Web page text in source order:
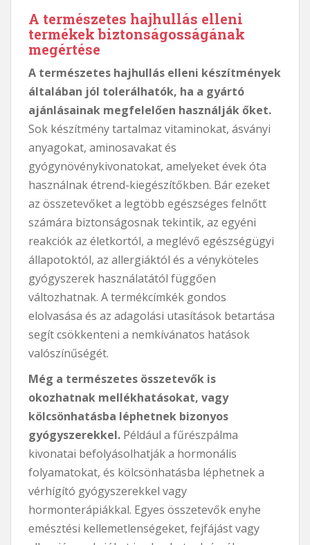
A természetes hajhullás elleni
termékek biztonságosságának
megértése
A természetes hajhullás elleni készítmények
általában jól tolerálhatók, ha a gyártó
ajánlásainak megfelelően használják őket.
Sok készítmény tartalmaz vitaminokat, ásványi
anyagokat, aminosavakat és
gyógynövénykivonatokat, amelyeket évek óta
használnak étrend-kiegészítőkben. Bár ezeket
az összetevőket a legtöbb egészséges felnőtt
számára biztonságosnak tekintik, az egyéni
reakciók az életkortól, a meglévő egészségügyi
állapotoktól, az allergiáktól és a vényköteles
gyógyszerek használatától függően
változhatnak. A termékcímkék gondos
elolvasása és az adagolási utasítások betartása
segít csökkenteni a nemkívánatos hatások
valószínűségét.
Még a természetes összetevők is
okozhatnak mellékhatásokat, vagy
kölcsönhatásba léphetnek bizonyos
gyógyszerekkel. Például a fűrészpálma
kivonatai befolyásolhatják a hormonális
folyamatokat, és kölcsönhatásba léphetnek a
vérhígító gyógyszerekkel vagy
hormonterápiákkal. Egyes összetevők enyhe
emésztési kellemetlenségeket, fejfájást vagy